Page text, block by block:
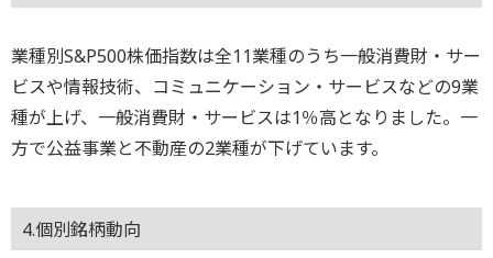
業種別S&P500株価指数は全11業種のうち一般消費財・サー
ビスや情報技術、コミュニケーション・サービスなどの9業
種が上げ、一般消費財・サービスは1％高となりました。一
方で公益事業と不動産の2業種が下げています。
4.個別銘柄動向